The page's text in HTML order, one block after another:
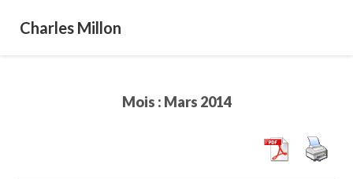
Charles Millon
Mois : Mars 2014